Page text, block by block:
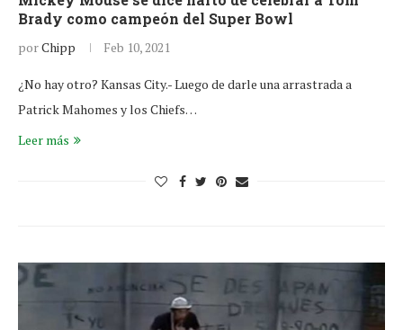
Brady como campeón del Super Bowl
porChipp Feb 10, 2021
¿No hay otro? Kansas City.- Luego de darle una arrastrada a
Patrick Mahomes y los Chiefs…
Leer más